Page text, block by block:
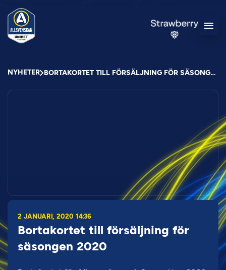
NYHETER BORTAKORTET TILL FÖRSÄLJNING FÖR SÄSONGEN 2020
2 JANUARI, 2020 14:36
Bortakortet till försäljning för
säsongen 2020